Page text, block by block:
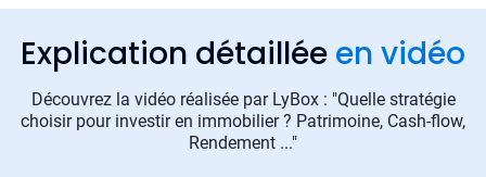
Explication détaillée en vidéo
Découvrez la vidéo réalisée par LyBox : "Quelle stratégie
choisir pour investir en immobilier ? Patrimoine, Cash-flow,
Rendement ..."